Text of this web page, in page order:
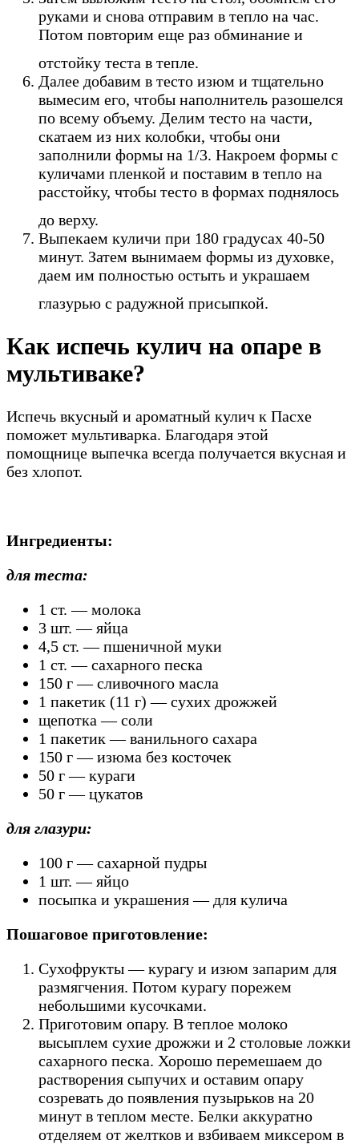
руками и снова отправим в тепло на час.
Потом повторим еще раз обминание и
отстойку теста в тепле.
Далее добавим в тесто изюм и тщательно
вымесим его, чтобы наполнитель разошелся
по всему объему. Делим тесто на части,
скатаем из них колобки, чтобы они
заполнили формы на 1/3. Накроем формы с
куличами пленкой и поставим в тепло на
расстойку, чтобы тесто в формах поднялось
до верху.
Выпекаем куличи при 180 градусах 40-50
минут. Затем вынимаем формы из духовке,
даем им полностью остыть и украшаем
глазурью с радужной присыпкой.
Как испечь кулич на опаре в
мультиваке?
Испечь вкусный и ароматный кулич к Пасхе
поможет мультиварка. Благодаря этой
помощнице выпечка всегда получается вкусная и
без хлопот.
Ингредиенты:
для теста:
1 ст. — молока
3 шт. — яйца
4,5 ст. — пшеничной муки
1 ст. — сахарного песка
150 г — сливочного масла
1 пакетик (11 г) — сухих дрожжей
щепотка — соли
1 пакетик — ванильного сахара
150 г — изюма без косточек
50 г — кураги
50 г — цукатов
для глазури:
100 г — сахарной пудры
1 шт. — яйцо
посыпка и украшения — для кулича
Пошаговое приготовление:
Сухофрукты — курагу и изюм запарим для
размягчения. Потом курагу порежем
небольшими кусочками.
Приготовим опару. В теплое молоко
высыплем сухие дрожжи и 2 столовые ложки
сахарного песка. Хорошо перемешаем до
растворения сыпучих и оставим опару
созревать до появления пузырьков на 20
минут в теплом месте. Белки аккуратно
отделяем от желтков и взбиваем миксером в